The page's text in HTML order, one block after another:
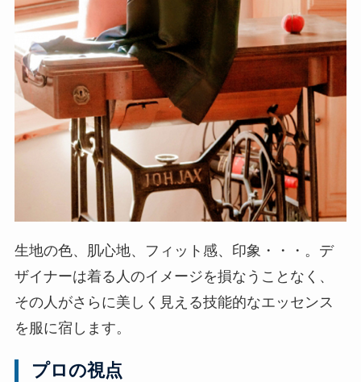
生地の色、肌心地、フィット感、印象・・・。デ
ザイナーは着る人のイメージを損なうことなく、
その人がさらに美しく見える技能的なエッセンス
を服に宿します。
プロの視点